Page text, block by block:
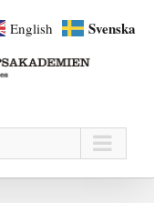
English Svenska